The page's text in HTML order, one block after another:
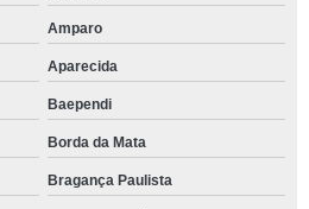
Amparo
Aparecida
Baependi
Borda da Mata
Bragança Paulista